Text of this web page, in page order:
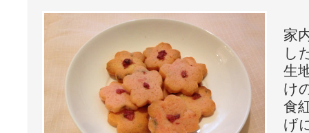
家
し
生
け
食
げ